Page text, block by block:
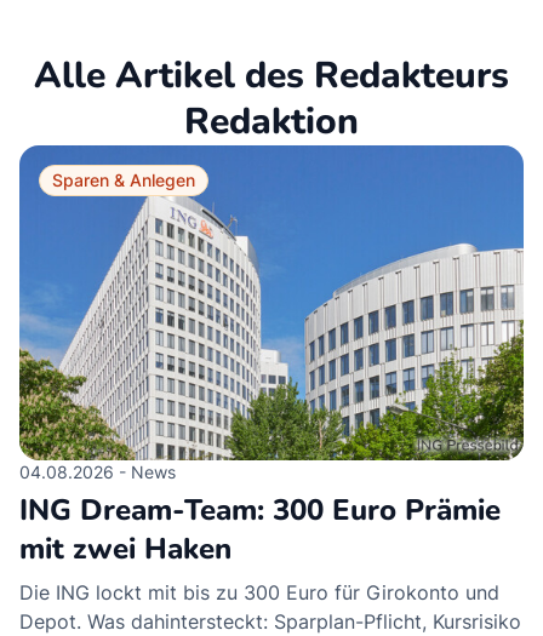
Alle Artikel des Redakteurs
Redaktion
Sparen & Anlegen
04.08.2026 - News
ING Dream-Team: 300 Euro Prämie
mit zwei Haken
Die ING lockt mit bis zu 300 Euro für Girokonto und
Depot. Was dahintersteckt: Sparplan-Pflicht, Kursrisiko